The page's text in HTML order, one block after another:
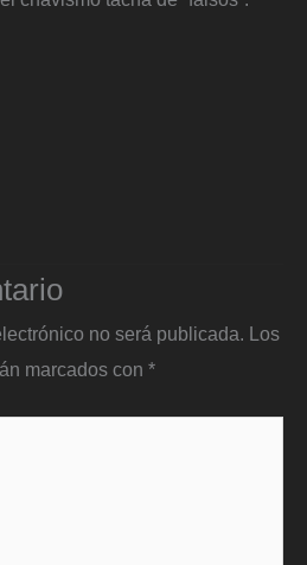
no será publicada. Los
marcados con *